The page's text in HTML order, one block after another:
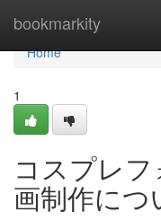
bookmarkity
Home
Home
1
コスプレ
画制作につ